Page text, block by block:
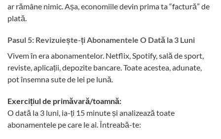
ar rămâne nimic. Așa, economiile devin prima ta “factură” de
plată.
Pasul 5: Revizuiește-ți Abonamentele O Dată la 3 Luni
Vivem în era abonamentelor. Netflix, Spotify, sală de sport,
reviste, aplicații, depozite bancare. Toate acestea, adunate,
pot însemna sute de lei pe lună.
Exercițiul de primăvară/toamnă:
O dată la 3 luni, ia-ți 15 minute și analizează toate
abonamentele pe care le ai. Întreabă-te: